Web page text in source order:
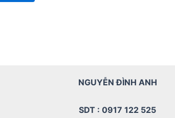
NGUYỄN ĐÌNH ANH
SDT : 0917 122 525